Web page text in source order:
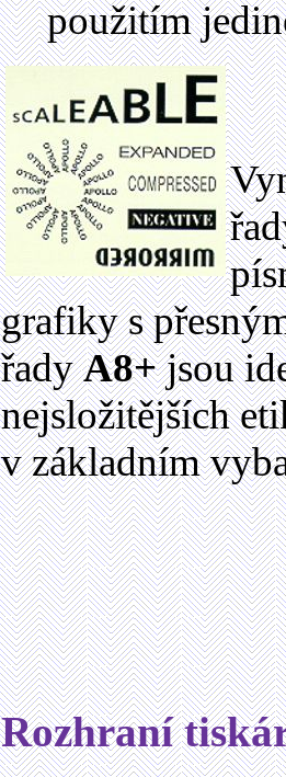
použitím
grafiky s
řadyA8+jsou
nejsložitějších
v základním
Rozhraní